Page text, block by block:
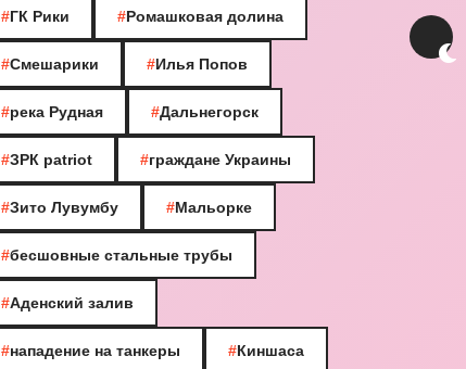
#ГК Рики #Ромашковая долина
#Смешарики #Илья Попов
#река Рудная #Дальнегорск
#ЗРК patriot #граждане Украины
#Зито Лувумбу #Мальорке
#бесшовные стальные трубы
#Аденский залив
#нападение на танкеры #Киншаса